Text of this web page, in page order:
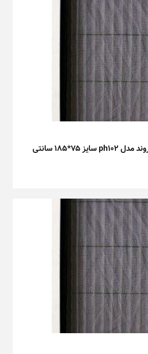
توری درب و پنجره ابروند مدل ph102 سایز ۷۵*۱۸۵ سانتی